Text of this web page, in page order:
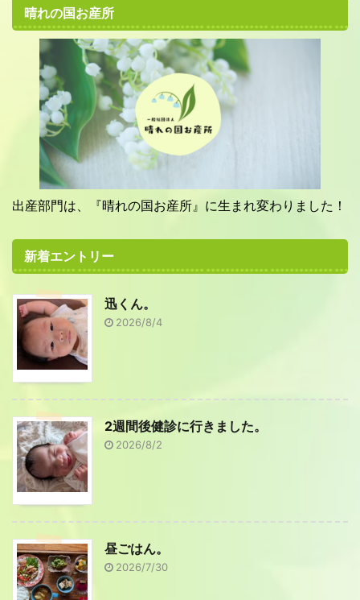
晴れの国お産所
出産部門は、『晴れの国お産所』に生まれ変わりました！
新着エントリー
迅くん。
2026/8/4
2週間後健診に行きました。
2026/8/2
昼ごはん。
2026/7/30